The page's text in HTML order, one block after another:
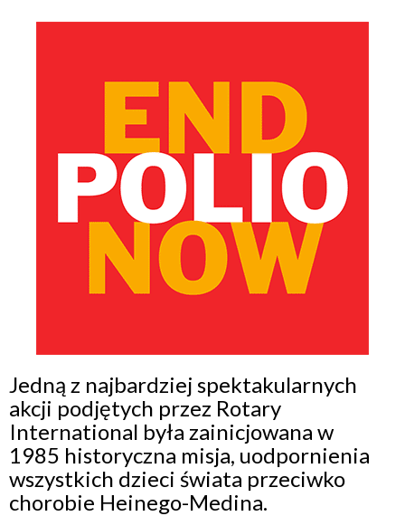
Jedną z najbardziej spektakularnych
akcji podjętych przez Rotary
International była zainicjowana w
1985 historyczna misja, uodpornienia
wszystkich dzieci świata przeciwko
chorobie Heinego-Medina.